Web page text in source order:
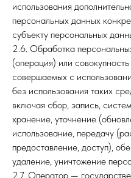
использования
персональных данных
субъекту персональных
2.6. Обработка
(операция) или
совершаемых с
без использования таких
включая сбор, запись,
хранение, уточнение
использование, передачу
предоставление, доступ),
удаление, уничтожение
2.7. Оператор —